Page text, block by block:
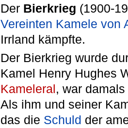
Der Bierkrieg (1900-
Vereinten Kamele von
Irrland kämpfte.
Der Bierkrieg wurde
Kamel Henry Hughes
Kameleral , war
Als ihm und seiner
das die Schuld der